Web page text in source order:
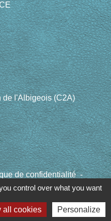
de l'Albigeois (C2A)
de confidentialité -
- Gestion des cookies
Réseau des Communes
control over what you want
all cookies Personalize